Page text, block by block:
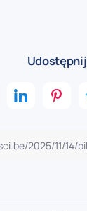
Udostępnij